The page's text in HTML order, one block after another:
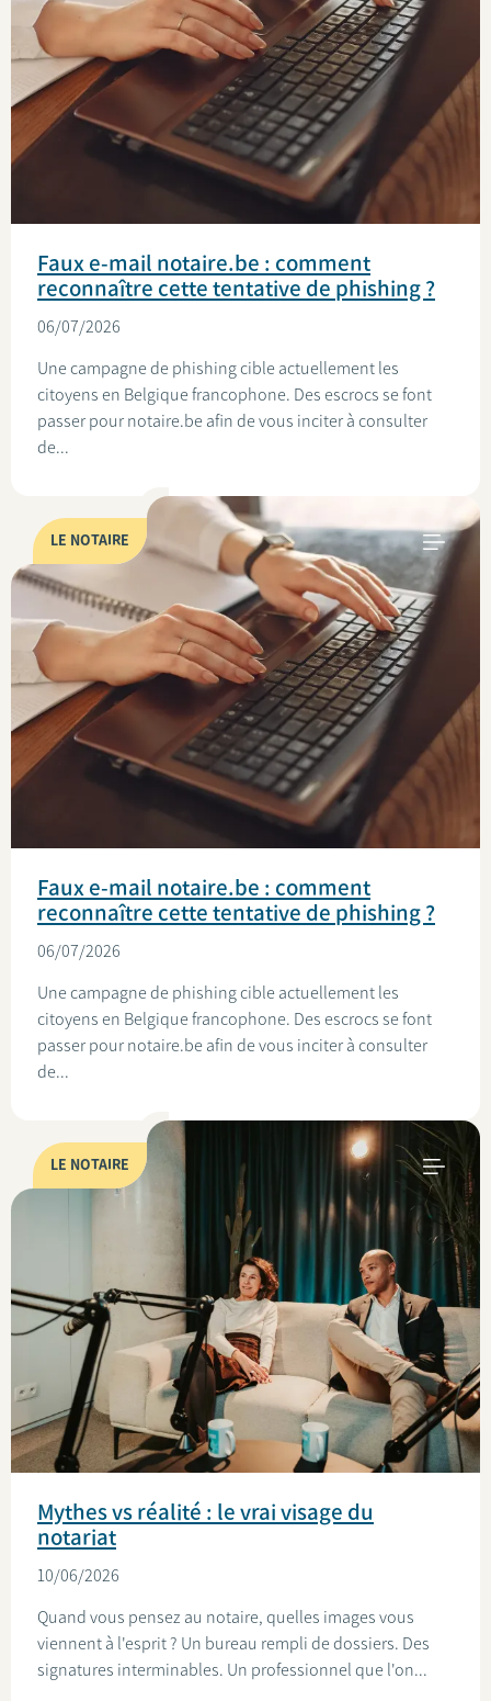
Faux e-mail notaire.be : comment
reconnaître cette tentative de phishing ?
06/07/2026
Une campagne de phishing cible actuellement les
citoyens en Belgique francophone. Des escrocs se font
passer pour notaire.be afin de vous inciter à consulter
de...
LE NOTAIRE
Faux e-mail notaire.be : comment
reconnaître cette tentative de phishing ?
06/07/2026
Une campagne de phishing cible actuellement les
citoyens en Belgique francophone. Des escrocs se font
passer pour notaire.be afin de vous inciter à consulter
de...
LE NOTAIRE
Mythes vs réalité : le vrai visage du
notariat
10/06/2026
Quand vous pensez au notaire, quelles images vous
viennent à l'esprit ? Un bureau rempli de dossiers. Des
signatures interminables. Un professionnel que l'on...